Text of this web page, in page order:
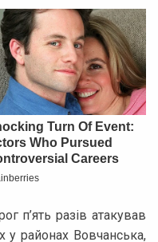
п’ять разів атакував
у районах Вовчанська,